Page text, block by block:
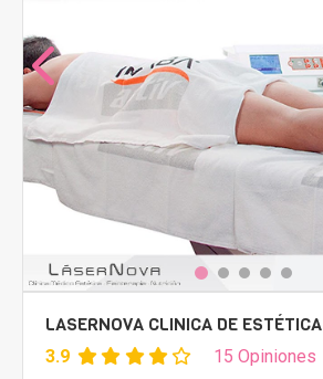
LASERNOVA CLINICA DE ESTÉTICA
3.9 15 Opiniones